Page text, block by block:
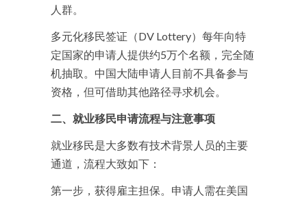
人群。
多元化移民签证（DV Lottery）每年向特
定国家的申请人提供约5万个名额，完全随
机抽取。中国大陆申请人目前不具备参与
资格，但可借助其他路径寻求机会。
二、就业移民申请流程与注意事项
就业移民是大多数有技术背景人员的主要
通道，流程大致如下：
第一步，获得雇主担保。申请人需在美国